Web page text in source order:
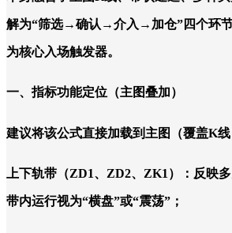
解为“筛选→确认→介入→加仓”四个环
为核心入场触发器。
一、指标功能定位（主图叠加）
建议将该公式直接加载到主图（覆盖K线
上下轨带（ZD1、ZD2、ZK1）：反映
带内运行视为“横盘”或“震荡”；